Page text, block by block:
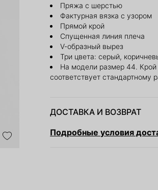
Пряжа с шерстью
Фактурная вязка с узором
Прямой крой
Спущенная линия плеча
V-образный вырез
Три цвета: серый,
На модели размер 44.
соответствует стандартному
ДОСТАВКА И ВОЗВРАТ
Подробные условия